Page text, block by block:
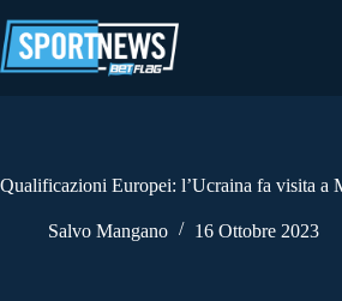
al
contenuto
Qualificazioni Europei: l’Ucraina fa visita a
Salvo Mangano 16 Ottobre 2023